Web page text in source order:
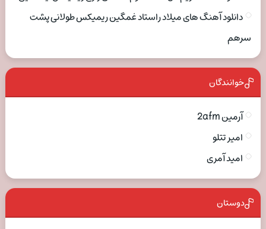
دانلود آهنگ های میلاد راستاد غمگین ریمیکس طولانی پشت
سرهم
خوانندگان
آرمین 2afm
امیر تتلو
امید آمری
دوستان